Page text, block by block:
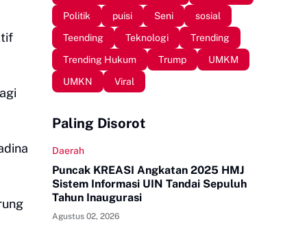
Politik
puisi Seni
sosial
Teending
Teknologi
Trending
Trending Hukum
Trump
UMKM
UMKN
Viral
Paling Disorot
Daerah
Puncak KREASI Angkatan 2025 HMJ
Sistem Informasi UIN Tandai Sepuluh
Tahun Inaugurasi
Agustus 02, 2026